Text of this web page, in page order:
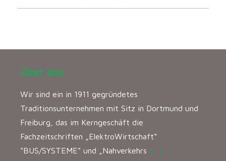
Über uns
Wir sind ein in 1911 gegründetes
Traditionsunternehmen mit Sitz in Dortmund und
Freiburg, das im Kerngeschäft die
Fachzeitschriften „ElektroWirtschaft“
“BUS/SYSTEME” und „Nahverkehrs […]